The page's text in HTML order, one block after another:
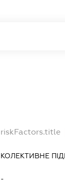
riskFactors.title
КОЛЕКТИВНЕ
-